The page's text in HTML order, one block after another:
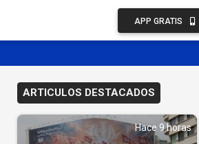
APP GRATIS
ARTICULOS DESTACADOS
Hace 9 horas